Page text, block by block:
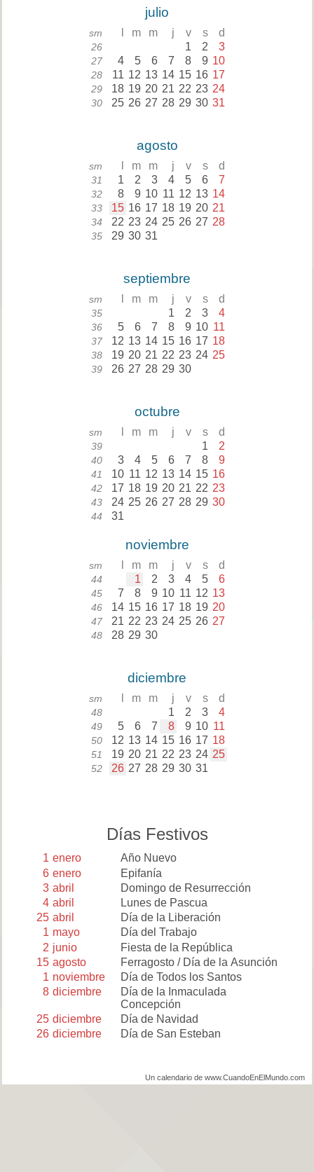
julio
sm m m j v s d
26 1 2 3
27 4 5 6 7 8 9 10
28 11 12 13 14 15 16 17
29 18 19 20 21 22 23 24
30 25 26 27 28 29 30 31
agosto
sm m m j v s d
31 1 2 3 4 5 6 7
32 8 9 10 11 12 13 14
33 15 16 17 18 19 20 21
34 22 23 24 25 26 27 28
35 29 30 31
septiembre
sm m m j v s d
35 1 2 3 4
36 5 6 7 8 9 10 11
37 12 13 14 15 16 17 18
38 19 20 21 22 23 24 25
39 26 27 28 29 30
octubre
sm m m j v s d
39 1 2
40 3 4 5 6 7 8 9
41 10 11 12 13 14 15 16
42 17 18 19 20 21 22 23
43 24 25 26 27 28 29 30
44 31
noviembre
sm m m j v s d
44 1 2 3 4 5 6
45 7 8 9 10 11 12 13
46 14 15 16 17 18 19 20
47 21 22 23 24 25 26 27
48 28 29 30
diciembre
sm m m j v s d
48 1 2 3 4
49 5 6 7 8 9 10 11
50 12 13 14 15 16 17 18
51 19 20 21 22 23 24 25
52 26 27 28 29 30 31
Días Festivos
1 enero
Año Nuevo
6 enero
Epifanía
3 abril
Domingo de Resurrección
4 abril
Lunes de Pascua
25 abril
Día de la Liberación
1 mayo
Día del Trabajo
2 junio
Fiesta de la República
15 agosto
Ferragosto / Día de la Asunción
1 noviembre
Día de Todos los Santos
8 diciembre
Día de la Inmaculada
Concepción
25 diciembre
Día de Navidad
26 diciembre Día de San Esteban
Un calendario de www.CuandoEnElMundo.com